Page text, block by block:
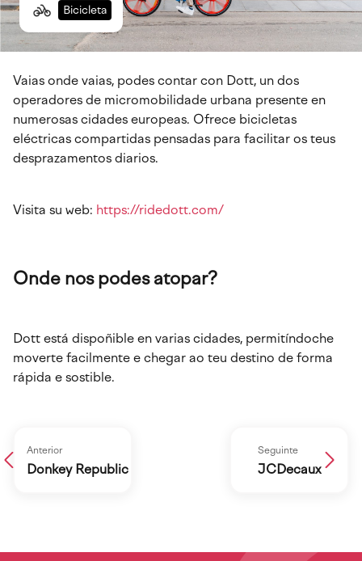
Bicicleta
Vaias onde vaias, podes contar con Dott, un dos
operadores de micromobilidade urbana presente en
numerosas cidades europeas. Ofrece bicicletas
eléctricas compartidas pensadas para facilitar os teus
desprazamentos diarios.
Visita su web: https://ridedott.com/
Onde nos podes atopar?
Dott está dispoñible en varias cidades, permitíndoche
moverte facilmente e chegar ao teu destino de forma
rápida e sostible.
Seguinte
JCDecaux
Anterior
Donkey Republic